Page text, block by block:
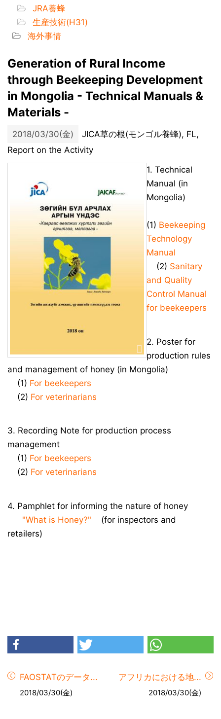
JRA養蜂
生産技術(H31)
海外事情
Generation of Rural Income
through Beekeeping Development
in Mongolia - Technical Manuals &
Materials -
2018/03/30(金)
JICA草の根(モンゴル養蜂), FL,
Report on the Activity
1. Technical
Manual (in
Mongolia)
(1) Beekeeping
Technology
Manual
(2) Sanitary
and Quality
Control Manual
for beekeepers
2. Poster for
production rules
and management of honey (in Mongolia)
(1) For beekeepers
(2) For veterinarians
3. Recording Note for production process
management
(1) For beekeepers
(2) For veterinarians
4. Pamphlet for informing the nature of honey
"What is Honey?"
(for inspectors and
retailers)
FAOSTATのデータ...
2018/03/30(金)
アフリカにおける地...
2018/03/30(金)